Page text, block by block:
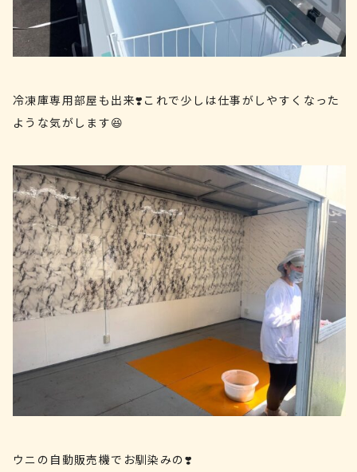
冷凍庫専用部屋も出来❣️これで少しは仕事がしやすくなった
ような気がします😆
ウニの自動販売機でお馴染みの❣️